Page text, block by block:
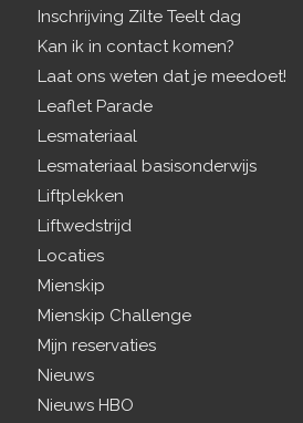
Inschrijving Zilte Teelt dag
Kan ik in contact komen?
Laat ons weten dat je meedoet!
Leaflet Parade
Lesmateriaal
Lesmateriaal basisonderwijs
Liftplekken
Liftwedstrijd
Locaties
Mienskip
Mienskip Challenge
Mijn reservaties
Nieuws
Nieuws HBO